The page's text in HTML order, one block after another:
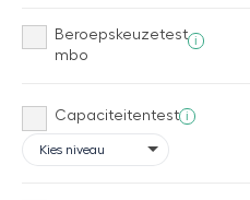
Beroepskeuzetest
mbo
i
Capaciteitentest i